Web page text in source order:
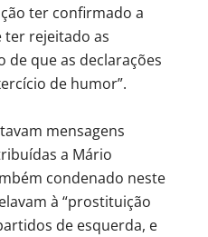
ter confirmado a
ter rejeitado as
de que as declarações
de humor”.
mensagens
a Mário
condenado neste
à “prostituição
de esquerda, e